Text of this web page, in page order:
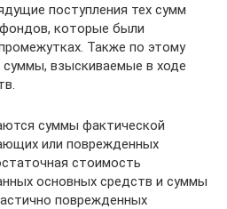
поступления тех сумм
которые были
Также по этому
взыскиваемые в ходе
суммы фактической
или поврежденных
стоимость
основных средств и суммы
поврежденных